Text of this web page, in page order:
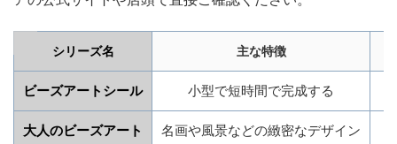
シリーズ名 主な特徴
ビーズアートシール 小型で短時間で完成する
大人のビーズアート 名画や風景などの緻密なデザイン